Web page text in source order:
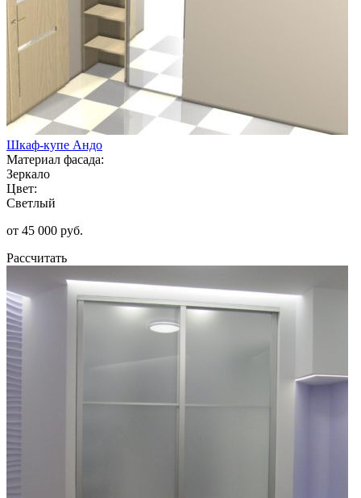
Шкаф-купе Андо
Материал фасада:
Зеркало
Цвет:
Светлый
от 45 000 руб.
Рассчитать